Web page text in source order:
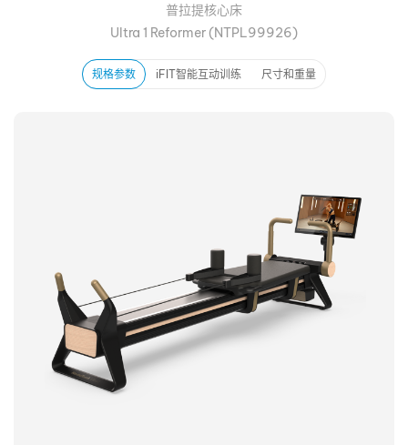
普拉提核心床
Ultra 1 Reformer (NTPL99926)
规格参数 iFIT智能互动训练 尺寸和重量